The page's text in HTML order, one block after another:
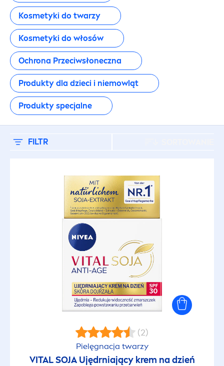
Kosmetyki do twarzy
Kosmetyki do włosów
Ochrona Przeciwsłoneczna
Produkty dla dzieci i niemowląt
Produkty specjalne
FILTR
Produkty specjalne
RODZAJ PRODUKTU
Antyperspiranty
Antyperspiranty dla mężczyzn
Do twarzy
Kosmetyki dla niemowląt
Kosmetyki dla niemowląt
Kosmetyki do golenia
Kosmetyki do makijażu
Kosmetyki do opalania
Kosmetyki do opalania
Kosmetyki do opalania dla dzieci
(2)
Pielęgnacja twarzy
VITAL SOJAUjędrniający krem na dzień